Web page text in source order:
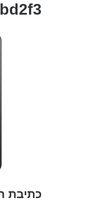
כתיבת